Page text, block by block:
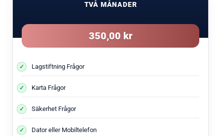
TVÅ MÅNADER
350,00 kr
Lagstiftning Frågor
Karta Frågor
Säkerhet Frågor
Dator eller Mobiltelefon